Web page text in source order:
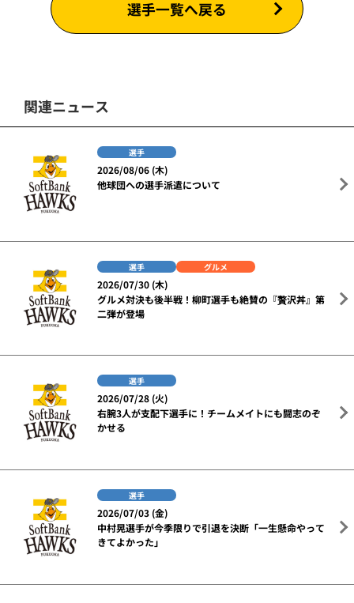
選手一覧へ戻る
関連ニュース
選手
2026/08/06 (木)
他球団への選手派遣について
選手 グルメ
2026/07/30 (木)
グルメ対決も後半戦！柳町選手も絶賛の『贅沢丼』第
二弾が登場
選手
2026/07/28 (火)
右腕3人が支配下選手に！チームメイトにも闘志のぞ
かせる
選手
2026/07/03 (金)
中村晃選手が今季限りで引退を決断「一生懸命やって
きてよかった」